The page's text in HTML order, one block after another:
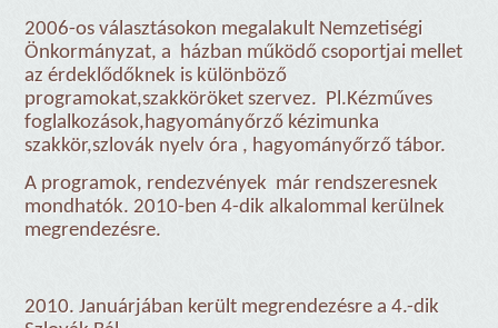
2006-os választásokon megalakult Nemzetiségi
Önkormányzat, a házban működő csoportjai mellet
az érdeklődőknek is különböző
programokat,szakköröket szervez. Pl.Kézműves
foglalkozások,hagyományőrző kézimunka
szakkör,szlovák nyelv óra , hagyományőrző tábor.
A programok, rendezvények már rendszeresnek
mondhatók. 2010-ben 4-dik alkalommal kerülnek
megrendezésre.
2010. Januárjában került megrendezésre a 4.-dik